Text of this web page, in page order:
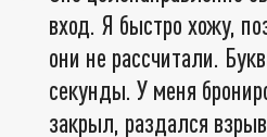
вход. Я быстро хожу,
они не рассчитали.
секунды. У меня
закрыл, раздался